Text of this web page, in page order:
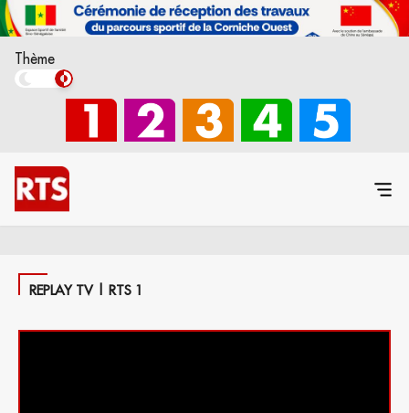
Thème
REPLAY TV | RTS 1